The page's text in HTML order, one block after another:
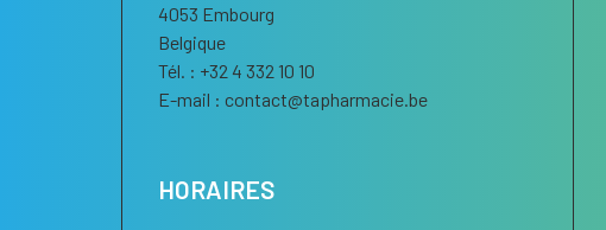
4053 Embourg
Belgique
Tél. : +32 4 332 10 10
E-mail : contact@tapharmacie.be
HORAIRES